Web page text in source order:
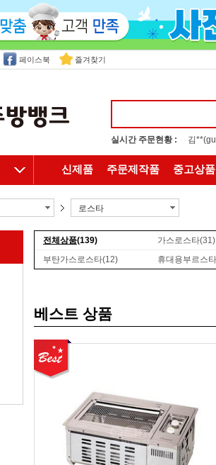
페이스북 즐겨찾기
실시간 주문현황 : 김
신제품 주문제작품 중고상품
로스타
전체상품(139) 가스로스타(31)
부탄가스로스타(12) 휴대용부르스타
베스트 상품